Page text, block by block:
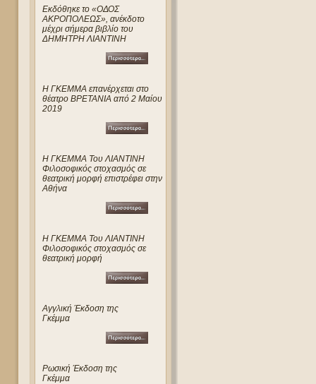
Eκδόθηκε το «ΟΔΟΣ
ΑΚΡΟΠΟΛΕΩΣ», ανέκδοτο
μέχρι σήμερα βιβλίο του
ΔΗΜΗΤΡΗ ΛΙΑΝΤΙΝΗ
Η ΓΚΕΜΜΑ επανέρχεται στο
θέατρο ΒΡΕΤΑΝΙΑ από 2 Μαίου
2019
Η ΓΚΕΜΜΑ Του ΛΙΑΝΤΙΝΗ
Φιλοσοφικός στοχασμός σε
θεατρική μορφή επιστρέφει στην
Αθήνα
Η ΓΚΕΜΜΑ Του ΛΙΑΝΤΙΝΗ
Φιλοσοφικός στοχασμός σε
θεατρική μορφή
Αγγλική Έκδοση της
Γκέμμα
Ρωσική Έκδοση της
Γκέμμα